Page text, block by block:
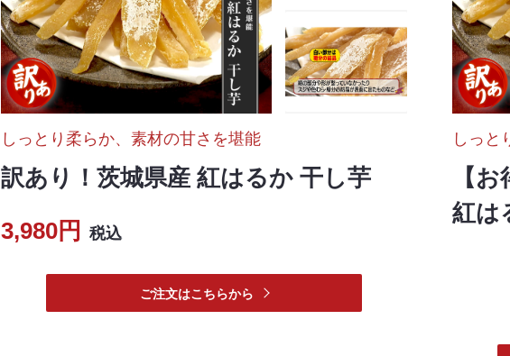
しっとり柔らか、素材の甘さを堪能
訳あり！茨城県産 紅はるか 干し芋
3,980円
税込
ご注文はこちらから
しっと
【
紅は